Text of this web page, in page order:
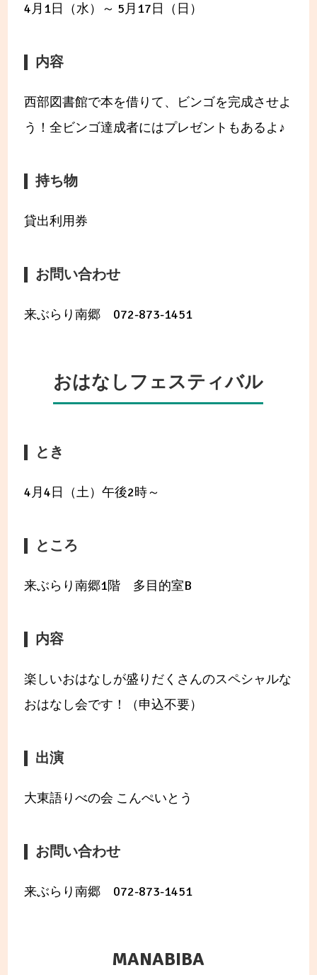
4月1日（水）～ 5月17日（日）
内容
西部図書館で本を借りて、ビンゴを完成させよ
う！全ビンゴ達成者にはプレゼントもあるよ♪
持ち物
貸出利用券
お問い合わせ
来ぶらり南郷 072-873-1451
おはなしフェスティバル
とき
4月4日（土）午後2時～
ところ
来ぶらり南郷1階 多目的室B
内容
楽しいおはなしが盛りだくさんのスペシャルな
おはなし会です！（申込不要）
出演
大東語りべの会 こんぺいとう
お問い合わせ
来ぶらり南郷 072-873-1451
MANABIBA